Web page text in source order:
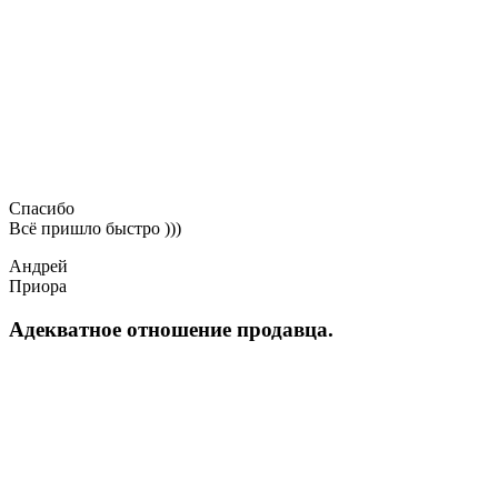
Спасибо
Всё пришло быстро )))
Андрей
Приора
Адекватное отношение продавца.